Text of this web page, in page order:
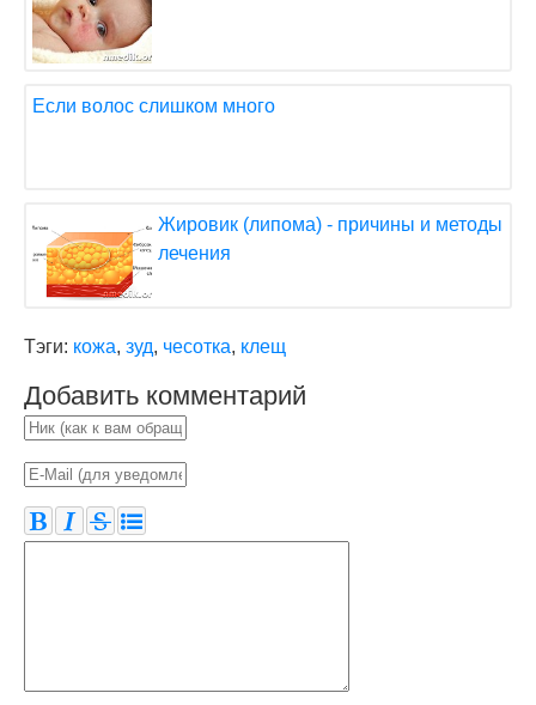
Если волос слишком много
Жировик (липома) - причины и методы
лечения
Тэги: кожа, зуд, чесотка, клещ
Добавить комментарий